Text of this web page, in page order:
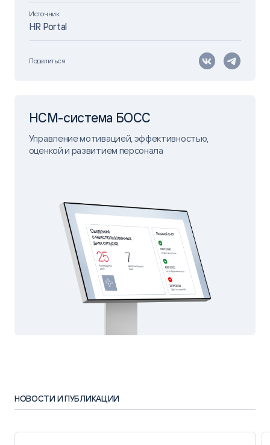
Источник
HR Portal
Поделиться
HCM-система БОСС
Управление мотивацией, эффективностью,
оценкой и развитием персонала
НОВОСТИ И ПУБЛИКАЦИИ